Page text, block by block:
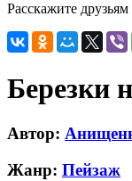
Расскажите друзьям
Березки
Автор:
Жанр: Пейзаж